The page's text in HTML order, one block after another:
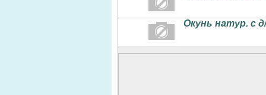
Окунь натур. с